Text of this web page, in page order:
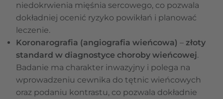
niedokrwienia mięśnia sercowego, co pozwala
dokładniej ocenić ryzyko powikłań i planować
leczenie.
Koronarografia (angiografia wieńcowa) – złoty
standard w diagnostyce choroby wieńcowej.
Badanie ma charakter inwazyjny i polega na
wprowadzeniu cewnika do tętnic wieńcowych
oraz podaniu kontrastu, co pozwala dokładnie